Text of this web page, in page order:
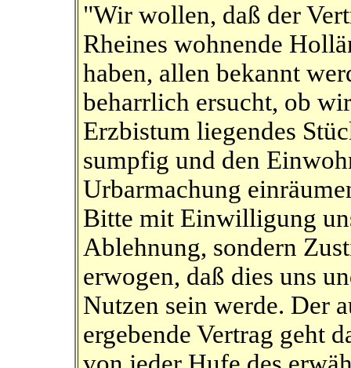
"Wir wollen, daß der
Rheines wohnende
haben, allen bekannt
beharrlich ersucht, ob
Erzbistum liegendes
sumpfig und den
Urbarmachung
Bitte mit Einwilligung
Ablehnung, sondern
erwogen, daß dies uns
Nutzen sein werde. Der
ergebende Vertrag geht